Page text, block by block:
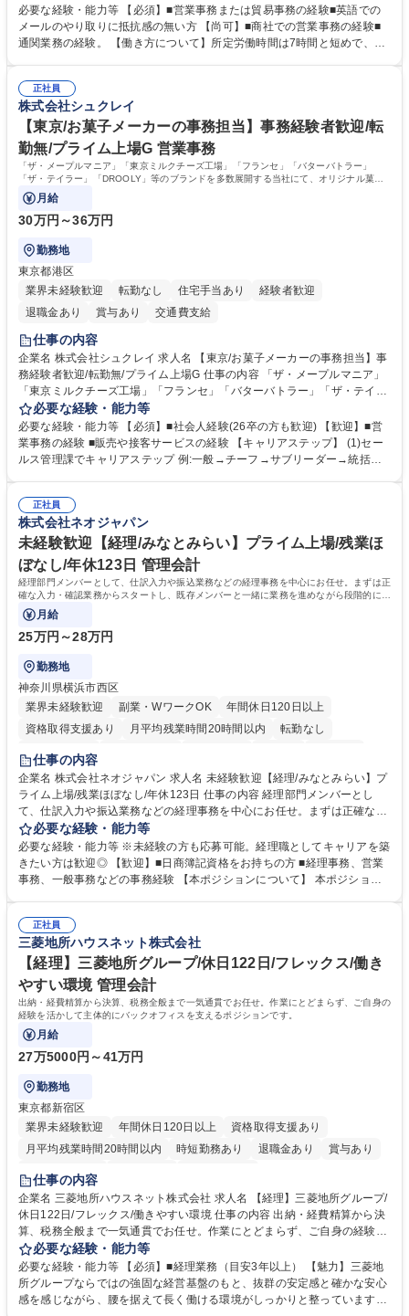
調整まで幅広く対応し、当社事業の根幹を支えていただきます。 ■受発注
業務、請求書発行 ■海外工場とのスケジュール調整 ■在庫管理 ■輸入書類
の確認・作成 ■配送手配 ■通関業者を通して行う輸出入業全般 ■倉庫との
ルプロデュースしているため、商品に関わる全ての業務をサポート頂きま
す。 募集職種 東京都中央区【営業事務・貿易事務】食品商社/残業少なめ/
リモート等相談可
必要な経験・能力等 【必須】■営業事務または貿易事務の経験■英語での
メールのやり取りに抵抗感の無い方 【尚可】■商社での営業事務の経験■
通関業務の経験。 【働き方について】所定労働時間は7時間と短めで、残
の強み】1991年の設立以来、外食産業を中心としたお客様の多様なニー
ズに沿った冷凍水産物等の生産・輸入・販売を一貫して手掛けています。
自社工場と海外拠点の強固な連携によるワンストップサービスが最大の強
みです。 学歴・資格 学歴：大学院 大学 語学力：英語 資格：
正社員
株式会社シュクレイ
【東京/お菓子メーカーの事務担当】事務経験者歓迎/転
勤無/プライム上場G 営業事務
「ザ・メープルマニア」「東京ミルクチーズ工場」「フランセ」「バターバトラー」
「ザ・テイラー」「DROOLY」等のブランドを多数展開する当社にて、オリジナル菓子
ブランド商品の事務業務をお任せいたします。
月給
30万円～36万円
勤務地
東京都港区
業界未経験歓迎
転勤なし 住宅手当あり
経験者歓迎
退職金あり
賞与あり 交通費支給
仕事の内容
企業名 株式会社シュクレイ 求人名 【東京/お菓子メーカーの事務担当】事
務経験者歓迎/転勤無/プライム上場G 仕事の内容 「ザ・メープルマニア」
「東京ミルクチーズ工場」「フランセ」「バターバトラー」「ザ・テイラ
ー」「DROOLY」等のブランドを多数展開する当社にて、オリジナル菓子
ブランド商品の事務業務をお任せいたします。 【具体的な業務内容】 ■店
舗からの発注受付/PC入力業務 ■受電対応(社内/社外) ■商品のマスター登
録 ■日々の売上抽出・報告 ■提携企業への書類送付業務 ■契約書管理業務
必要な経験・能力等
必要な経験・能力等 【必須】■社会人経験(26卒の方も歓迎) 【歓迎】■営
業事務の経験 ■販売や接客サービスの経験 【キャリアステップ】 (1)セー
ルス管理課でキャリアステップ 例:一般→チーフ→サブリーダー→統括リ
や個別面談を通してご自身のキャリアと向き合っていただき、会社として
もバックアップしていきます。 学歴・資格 学歴：大学院 大学 高専 短大
専修学校 高校 語学力： 資格：
正社員
株式会社ネオジャパン
未経験歓迎【経理/みなとみらい】プライム上場/残業ほ
ぼなし/年休123日 管理会計
経理部門メンバーとして、仕訳入力や振込業務などの経理事務を中心にお任せ。まずは正
確な入力・確認業務からスタートし、既存メンバーと一緒に業務を進めながら段階的に経
理知識を身につけていただきます。
月給
25万円～28万円
勤務地
神奈川県横浜市西区
業界未経験歓迎
副業・WワークOK
年間休日120日以上
資格取得支援あり
月平均残業時間20時間以内
転勤なし
未経験者歓迎
完全週休2日制
交通費支給 駅近5分以内 土日祝休み
服装自由
寮・社宅あり
仕事の内容
企業名 株式会社ネオジャパン 求人名 未経験歓迎【経理/みなとみらい】プ
ライム上場/残業ほぼなし/年休123日 仕事の内容 経理部門メンバーとし
て、仕訳入力や振込業務などの経理事務を中心にお任せ。まずは正確な入
力・確認業務からスタートし、既存メンバーと一緒に業務を進めながら段
階的に経理知識を身につけていただきます。 【具体的には】 ■社内稟議に
基づく仕訳入力 ■月末の振込業務 ■明細作成 ■伝票処理、記帳業務 ■既存
メンバーの業務サポート 【将来的には】 ■月次決算補助 ■四半期・年次決
想定です。 募集職種 未経験歓迎【経理/みなとみらい】プライム上場/残業
ほぼなし/年休123日
必要な経験・能力等
必要な経験・能力等 ※未経験の方も応募可能。経理職としてキャリアを築
きたい方は歓迎◎ 【歓迎】■日商簿記資格をお持ちの方 ■経理事務、営業
事務、一般事務などの事務経験 【本ポジションについて】 本ポジション
当し、3～5年をかけて月次決算・四半期決算・開示資料作成補助などへス
テップアップできます。また、残業は通常月ほぼなく、決算月でも10時間
未満のため、無理なく経理として専門性を身につけられる環境です。 学
歴・資格 学歴：大学院 大学 高専 短大 専修学校 高校 語学力： 資格：日商
簿記検定1級 日商簿記検定2級
正社員
三菱地所ハウスネット株式会社
【経理】三菱地所グループ/休日122日/フレックス/働き
やすい環境 管理会計
出納・経費精算から決算、税務全般まで一気通貫でお任せ。作業にとどまらず、ご自身の
経験を活かして主体的にバックオフィスを支えるポジションです。
月給
27万5000円～41万円
勤務地
東京都新宿区
業界未経験歓迎
年間休日120日以上
資格取得支援あり
月平均残業時間20時間以内
時短勤務あり 退職金あり
賞与あり
完全週休2日制
仕事の内容
企業名 三菱地所ハウスネット株式会社 求人名 【経理】三菱地所グループ/
休日122日/フレックス/働きやすい環境 仕事の内容 出納・経費精算から決
算、税務全般まで一気通貫でお任せ。作業にとどまらず、ご自身の経験を
活かして主体的にバックオフィスを支えるポジションです。 経理業務全般
をお任せします。 ■出納業務（日々の入出金、経費精算業務） ■管理会
計・税務（月次実績資料作成、四半期決算、税務全般など） 募集職種
【経理】三菱地所グループ/休日122日/フレックス/働きやすい環境
必要な経験・能力等
必要な経験・能力等 【必須】■経理業務（目安3年以上） 【魅力】三菱地
所グループならではの強固な経営基盤のもと、抜群の安定感と確かな安心
感を感じながら、腰を据えて長く働ける環境がしっかりと整っています。